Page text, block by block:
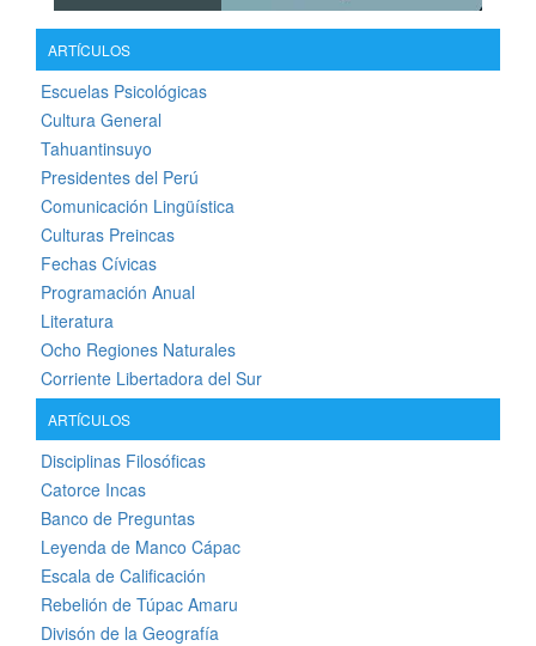
ARTÍCULOS
Escuelas Psicológicas
Cultura General
Tahuantinsuyo
Presidentes del Perú
Comunicación Lingüística
Culturas Preincas
Fechas Cívicas
Programación Anual
Literatura
Ocho Regiones Naturales
Corriente Libertadora del Sur
ARTÍCULOS
Disciplinas Filosóficas
Catorce Incas
Banco de Preguntas
Leyenda de Manco Cápac
Escala de Calificación
Rebelión de Túpac Amaru
Divisón de la Geografía